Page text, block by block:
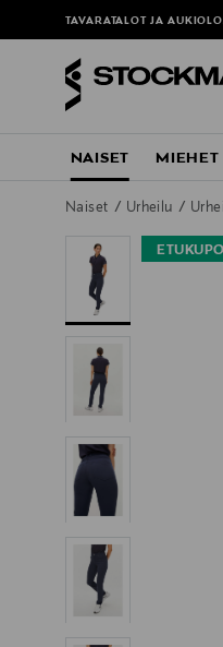
TAVARATALOT JA
NAISET MIEHET
Naiset Urheilu